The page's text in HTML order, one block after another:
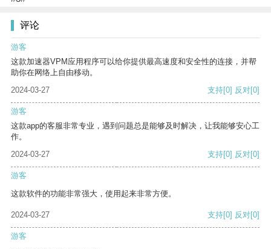
评论
游客
这款加速器VPM应用程序可以给你提供最高速度和安全性的连接，并帮
助你在网络上自由移动。
2024-03-27
支持[0] 反对[0]
游客
这款app的客服非常专业，遇到问题总是能够及时解决，让我能够安心工
作。
2024-03-27
支持[0] 反对[0]
游客
这款软件的功能非常强大，使用起来非常方便。
2024-03-27 支持[0] 反对[0]
游客